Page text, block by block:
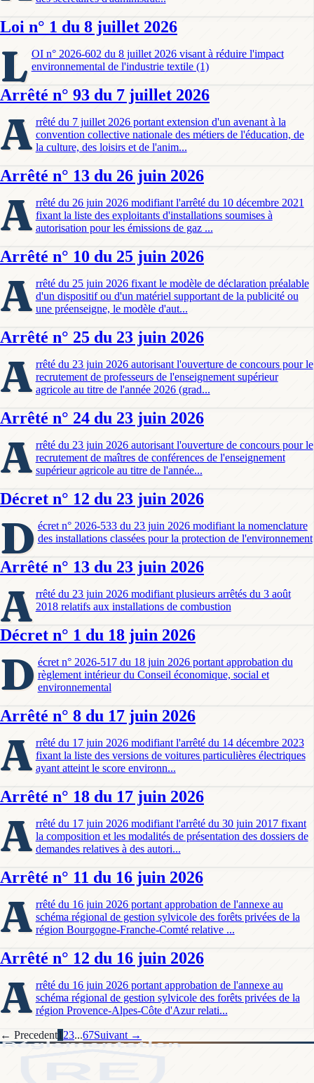
Loi n° 1 du 8 juillet 2026
L OI n° 2026-602 du 8 juillet 2026 visant à réduire l'impact
environnemental de l'industrie textile (1)
Arrêté n° 93 du 7 juillet 2026
A rrêté du 7 juillet 2026 portant extension d'un avenant à la
convention collective nationale des métiers de l'éducation, de
la culture, des loisirs et de l'anim...
Arrêté n° 13 du 26 juin 2026
A rrêté du 26 juin 2026 modifiant l'arrêté du 10 décembre 2021
fixant la liste des exploitants d'installations soumises à
autorisation pour les émissions de gaz ...
Arrêté n° 10 du 25 juin 2026
A rrêté du 25 juin 2026 fixant le modèle de déclaration préalable
d'un dispositif ou d'un matériel supportant de la publicité ou
une préenseigne, le modèle d'aut...
Arrêté n° 25 du 23 juin 2026
A rrêté du 23 juin 2026 autorisant l'ouverture de concours pour le
recrutement de professeurs de l'enseignement supérieur
agricole au titre de l'année 2026 (grad...
Arrêté n° 24 du 23 juin 2026
A rrêté du 23 juin 2026 autorisant l'ouverture de concours pour le
recrutement de maîtres de conférences de l'enseignement
supérieur agricole au titre de l'année...
Décret n° 12 du 23 juin 2026
D écret n° 2026-533 du 23 juin 2026 modifiant la nomenclature
des installations classées pour la protection de l'environnement
Arrêté n° 13 du 23 juin 2026
A rrêté du 23 juin 2026 modifiant plusieurs arrêtés du 3 août
2018 relatifs aux installations de combustion
Décret n° 1 du 18 juin 2026
D écret n° 2026-517 du 18 juin 2026 portant approbation du
règlement intérieur du Conseil économique, social et
environnemental
Arrêté n° 8 du 17 juin 2026
A rrêté du 17 juin 2026 modifiant l'arrêté du 14 décembre 2023
fixant la liste des versions de voitures particulières électriques
ayant atteint le score environn...
Arrêté n° 18 du 17 juin 2026
A rrêté du 17 juin 2026 modifiant l'arrêté du 30 juin 2017 fixant
la composition et les modalités de présentation des dossiers de
demandes relatives à des autori...
Arrêté n° 11 du 16 juin 2026
A rrêté du 16 juin 2026 portant approbation de l'annexe au
schéma régional de gestion sylvicole des forêts privées de la
région Bourgogne-Franche-Comté relative ...
Arrêté n° 12 du 16 juin 2026
A rrêté du 16 juin 2026 portant approbation de l'annexe au
schéma régional de gestion sylvicole des forêts privées de la
région Provence-Alpes-Côte d'Azur relati...
← Precedent1 23...67Suivant →